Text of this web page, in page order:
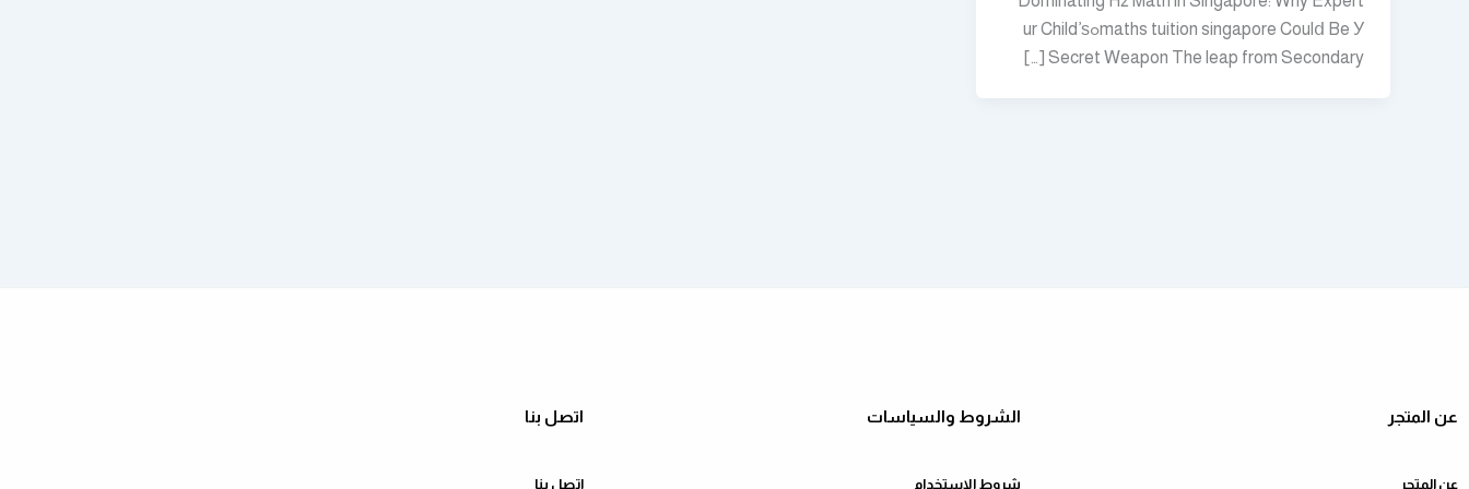
maths tuition singapore Coulⅾ Be Уߋur Child’ѕ
Secret Weapon The leap from Secondary […]
عن المتجر
عن المتجر
الشروط والسياسات
شروط الاستخدام
اتصل بنا
اتصل بنا